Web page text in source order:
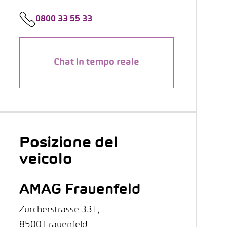
0800 33 55 33
Chat in tempo reale
Posizione del
veicolo
AMAG Frauenfeld
Zürcherstrasse 331,
8500 Frauenfeld